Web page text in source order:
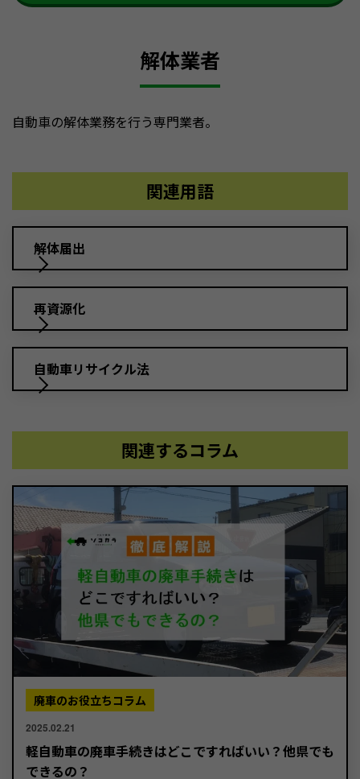
解体業者
自動車の解体業務を行う専門業者。
関連用語
解体届出
再資源化
自動車リサイクル法
関連するコラム
廃車のお役立ちコラム
2025.02.21
軽自動車の廃車手続きはどこですればいい？他県でも
できるの？